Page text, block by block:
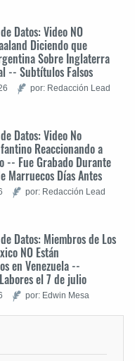
Datos: Video NO
Diciendo que
Sobre Inglaterra
-- Subtítulos Falsos
por: Redacción Lead
Datos: Video No
Reaccionando a
-- Fue Grabado Durante
Marruecos Días Antes
por: Redacción Lead
Datos: Miembros de Los
NO Están
en Venezuela --
el 7 de julio
por: Edwin Mesa